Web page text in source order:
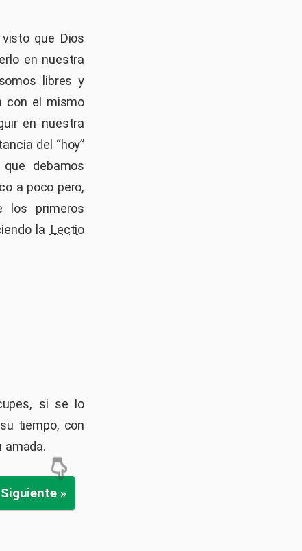
que Dios
en nuestra
libres y
con el mismo
en nuestra
del “hoy”
debamos
a poco pero,
los primeros
la Lectio
si se lo
tiempo, con
amada.
Siguiente »